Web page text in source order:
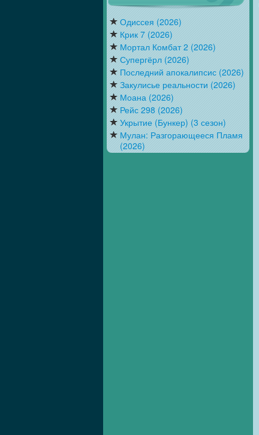
Одиссея (2026)
Крик 7 (2026)
Мортал Комбат 2 (2026)
Супергёрл (2026)
Последний апокалипсис (2026)
Закулисье реальности (2026)
Моана (2026)
Рейс 298 (2026)
Укрытие (Бункер) (3 сезон)
Мулан: Разгорающееся Пламя
(2026)